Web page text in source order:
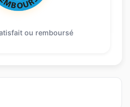
ou remboursé